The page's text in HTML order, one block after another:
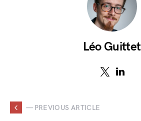
Léo Guittet
— PREVIOUS ARTICLE